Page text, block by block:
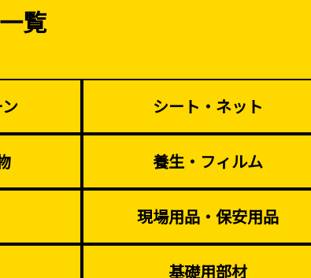
（リサイクル）
覧
シート・ネット
養生・フィルム
現場用品・保安用品
基礎用部材